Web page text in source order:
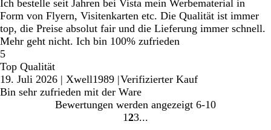
Ich bestelle seit Jahren bei Vista mein Werbematerial in
Form von Flyern, Visitenkarten etc. Die Qualität ist immer
top, die Preise absolut fair und die Lieferung immer schnell.
Mehr geht nicht. Ich bin 100% zufrieden
5
Top Qualität
19. Juli 2026 | Xwell1989 |Verifizierter Kauf
Bin sehr zufrieden mit der Ware
Bewertungen werden angezeigt 6-10
Gehe
1 Gehe
2Gehe
3